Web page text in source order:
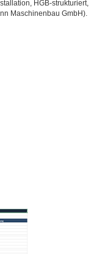
HGB-strukturiert,
Maschinenbau GmbH).